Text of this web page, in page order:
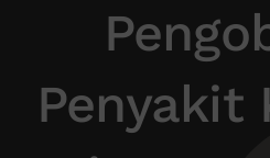
Tentang Kami
Artikel
Penyakit